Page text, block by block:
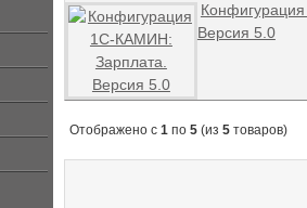
Версия 5.0
Отображено с 1 по 5 (из 5 товаров)